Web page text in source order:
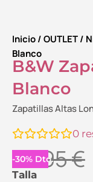
Inicio/OUTLET/
Blanco
B&W
Blanco
Zapatillas Altas
0
-30% Dto.
35.95€
Talla
B&W